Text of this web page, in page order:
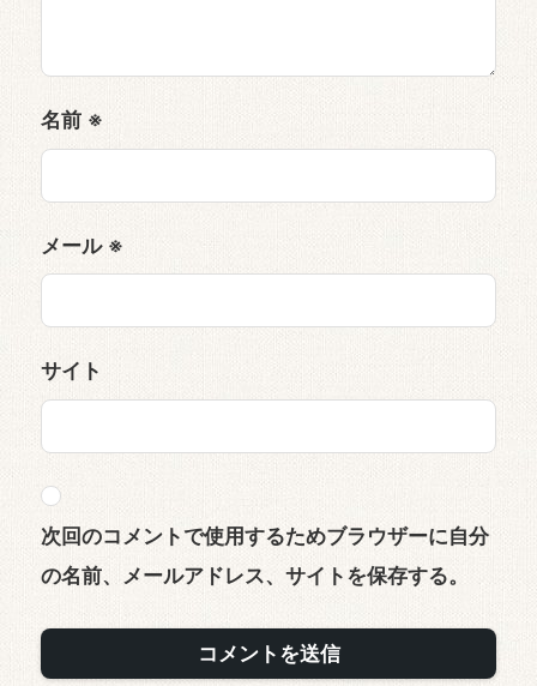
名前 ※
メール ※
サイト
次回のコメントで使用するためブラウザーに自分
の名前、メールアドレス、サイトを保存する。